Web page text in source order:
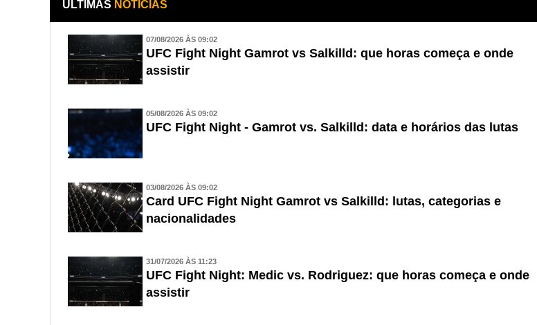
ÚLTIMAS NOTÍCIAS
07/08/2026 ÀS 09:02
UFC Fight Night Gamrot vs Salkilld: que horas começa e onde
assistir
05/08/2026 ÀS 09:02
UFC Fight Night - Gamrot vs. Salkilld: data e horários das lutas
03/08/2026 ÀS 09:02
Card UFC Fight Night Gamrot vs Salkilld: lutas, categorias e
nacionalidades
31/07/2026 ÀS 11:23
UFC Fight Night: Medic vs. Rodriguez: que horas começa e onde
assistir